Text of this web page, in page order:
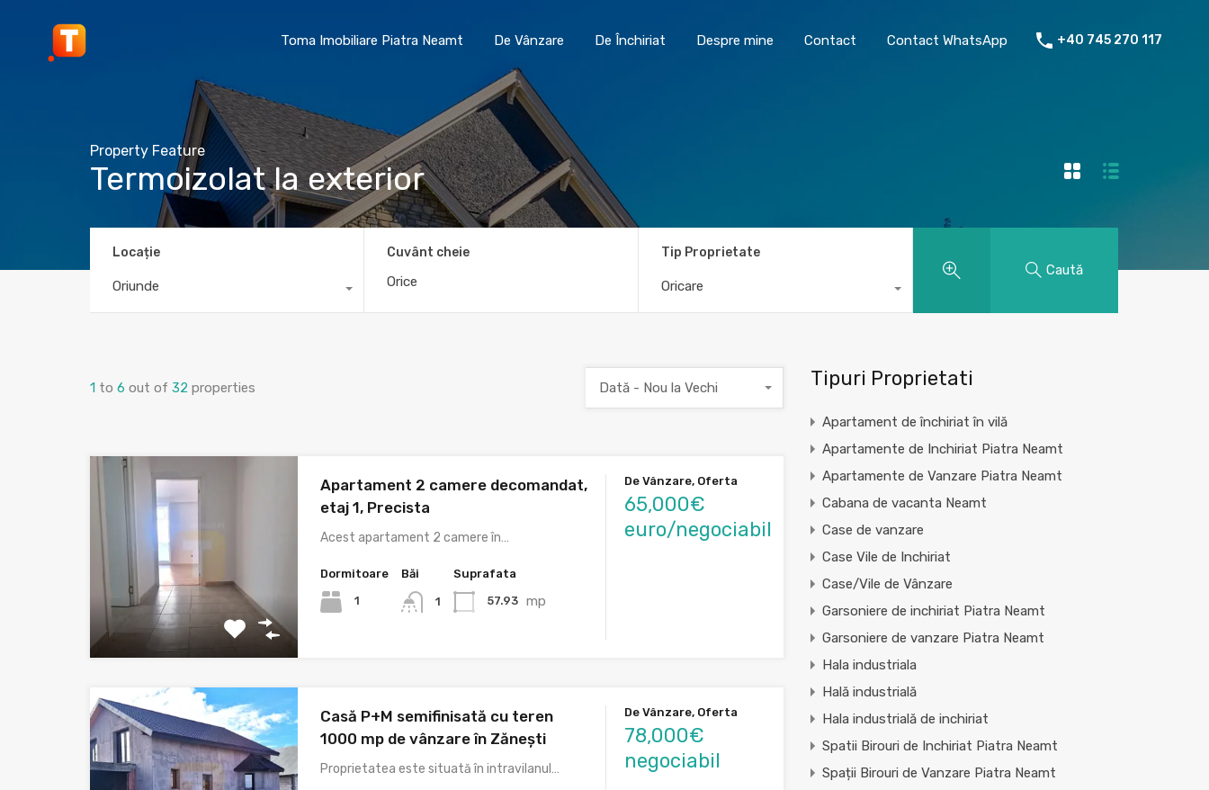
Toma Imobiliare Piatra Neamt De Vânzare De Închiriat Despre mine Contact Contact WhatsApp
Toma Imobiliare Piatra Neamt De Vânzare De Închiriat Despre mine Contact Contact WhatsApp +40 745 270 117
Property Feature
Termoizolat la exterior
Locație
Oriunde
Cuvânt cheie Tip Proprietate
Oricare
Caută
1 to 6 out of 32 properties Dată - Nou la Vechi
Apartament 2 camere decomandat,
etaj 1, Precista
Acest apartament 2 camere în…
Dormitoare
1
Băi
1
Suprafata
57.93 mp
De Vânzare, Oferta
65,000€
euro/negociabil
Casă P+M semifinisată cu teren
1000 mp de vânzare în Zănești
Proprietatea este situată în intravilanul…
De Vânzare, Oferta
78,000€
negociabil
Tipuri Proprietati
Apartament de închiriat în vilă
Apartamente de Inchiriat Piatra Neamt
Apartamente de Vanzare Piatra Neamt
Cabana de vacanta Neamt
Case de vanzare
Case Vile de Inchiriat
Case/Vile de Vânzare
Garsoniere de inchiriat Piatra Neamt
Garsoniere de vanzare Piatra Neamt
Hala industriala
Hală industrială
Hala industrială de inchiriat
Spatii Birouri de Inchiriat Piatra Neamt
Spații Birouri de Vanzare Piatra Neamt